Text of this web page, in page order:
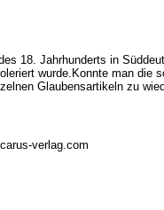
18. Jahrhunderts in
wurde.Konnte man die
Glaubensartikeln zu
verlag.com